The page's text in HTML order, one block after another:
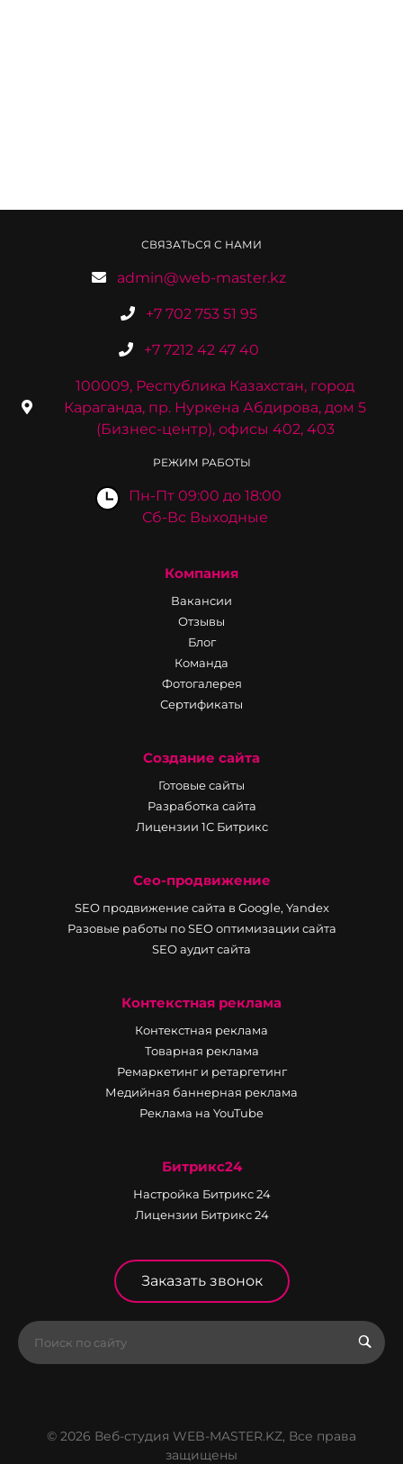
СВЯЗАТЬСЯ С НАМИ
admin@web-master.kz
+7 702 753 51 95
+7 7212 42 47 40
100009, Республика Казахстан, город
Караганда, пр. Нуркена Абдирова, дом 5
(Бизнес-центр), офисы 402, 403
РЕЖИМ РАБОТЫ
Пн-Пт 09:00 до 18:00
Сб-Вс Выходные
Компания
Вакансии
Отзывы
Блог
Команда
Фотогалерея
Сертификаты
Создание сайта
Готовые сайты
Разработка сайта
Лицензии 1С Битрикс
Сео-продвижение
SEO продвижение сайта в Google, Yandex
Разовые работы по SEO оптимизации сайта
SEO аудит сайта
Контекстная реклама
Контекстная реклама
Товарная реклама
Ремаркетинг и ретаргетинг
Медийная баннерная реклама
Реклама на YouTube
Битрикс24
Настройка Битрикс 24
Лицензии Битрикс 24
Заказать звонок
© 2026 Веб-студия WEB-MASTER.KZ, Все права
защищены